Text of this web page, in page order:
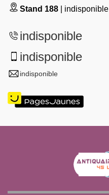
Stand 188 | indisponible
indisponible
indisponible
indisponible